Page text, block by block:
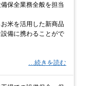
保全業務全般を担当
米を活用した新商品
備に携わることがで
…続きを読む